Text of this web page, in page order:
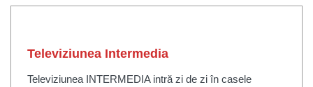
Televiziunea Intermedia
Televiziunea INTERMEDIA intră zi de zi în casele